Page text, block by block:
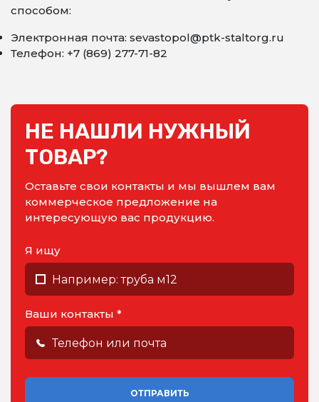
способом:
Электронная почта: sevastopol@ptk-staltorg.ru
Телефон: +7 (869) 277-71-82
НЕ НАШЛИ НУЖНЫЙ
ТОВАР?
Оставьте свои контакты и мы вышлем вам
коммерческое предложение на
интересующую вас продукцию.
Я ищу
Ваши контакты *
ОТПРАВИТЬ